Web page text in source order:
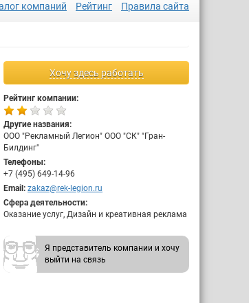
компаний Рейтинг Правила сайта
Хочу здесь работать
Рейтинг компании:
Другие названия:
ООО "Рекламный Легион" ООО "СК" "Гран-
Билдинг"
Телефоны:
+7 (495) 649-14-96
Email: zakaz@rek-legion.ru
Сфера деятельности:
Оказание услуг, Дизайн и креативная реклама
Я представитель компании и хочу
выйти на связь